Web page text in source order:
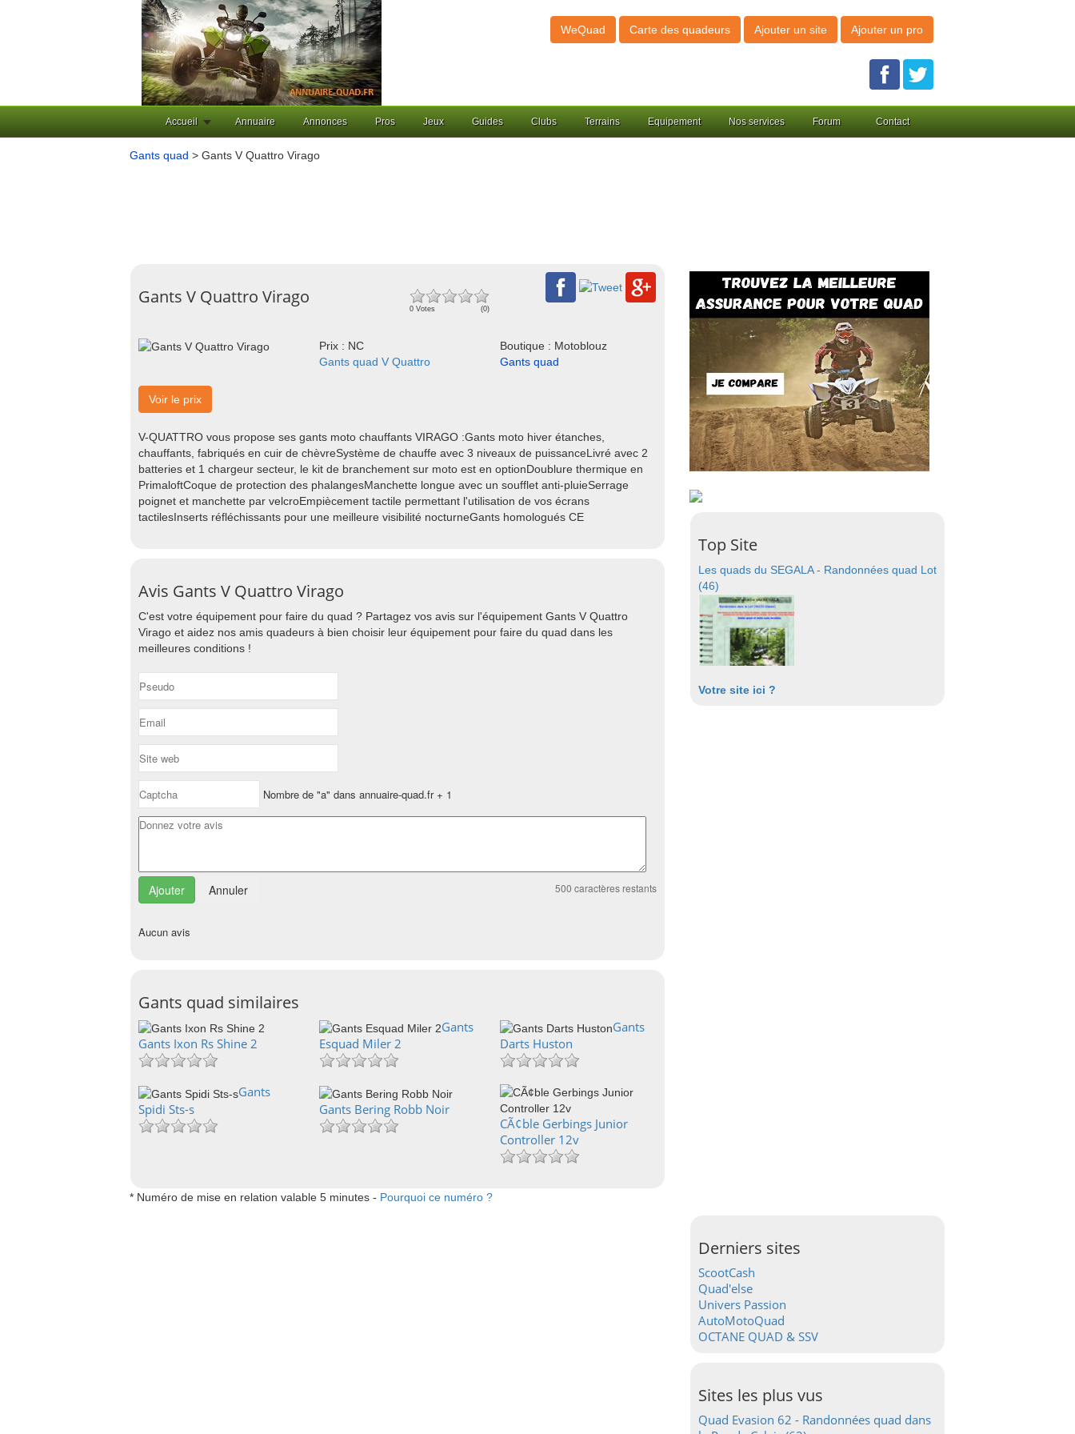
WeQuad Carte des quadeurs Ajouter un site Ajouter un pro
Accueil Annuaire Annonces Pros Jeux Guides Clubs Terrains Equipement Nos services Forum Contact
Gants quad > Gants V Quattro Virago
Gants V Quattro Virago
0 Votes (0)
Prix : NC
Boutique : Motoblouz
Gants quad V Quattro
Gants quad
Voir le prix
V-QUATTRO vous propose ses gants moto chauffants VIRAGO :Gants moto hiver étanches,
chauffants, fabriqués en cuir de chèvreSystème de chauffe avec 3 niveaux de puissanceLivré avec 2
batteries et 1 chargeur secteur, le kit de branchement sur moto est en optionDoublure thermique en
PrimaloftCoque de protection des phalangesManchette longue avec un soufflet anti-pluieSerrage
poignet et manchette par velcroEmpiècement tactile permettant l'utilisation de vos écrans
tactilesInserts réfléchissants pour une meilleure visibilité nocturneGants homologués CE
Avis Gants V Quattro Virago
C'est votre équipement pour faire du quad ? Partagez vos avis sur l'équipement Gants V Quattro
Virago et aidez nos amis quadeurs à bien choisir leur équipement pour faire du quad dans les
meilleures conditions !
Nombre de "a" dans annuaire-quad.fr + 1
Annuler 500 caractères restants
Aucun avis
Gants quad similaires
Gants Ixon Rs Shine 2
Gants
Esquad Miler 2
Gants
Darts Huston
Gants
Spidi Sts-s
Gants Bering Robb Noir
CÃ¢ble Gerbings Junior
Controller 12v
* Numéro de mise en relation valable 5 minutes - Pourquoi ce numéro ?
Top Site
Les quads du SEGALA - Randonnées quad Lot
(46)
Votre site ici ?
Derniers sites
ScootCash
Quad'else
Univers Passion
AutoMotoQuad
OCTANE QUAD & SSV
Sites les plus vus
Quad Evasion 62 - Randonnées quad dans